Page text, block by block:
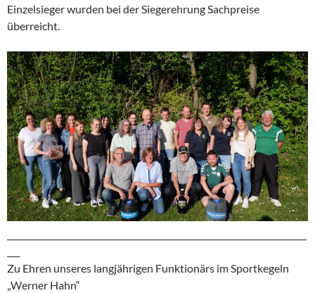
Einzelsieger wurden bei der Siegerehrung Sachpreise
überreicht.
Zu Ehren unseres langjährigen Funktionärs im Sportkegeln
„Werner Hahn“